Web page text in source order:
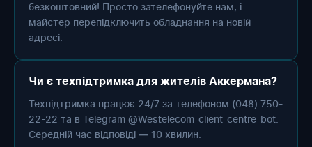
безкоштовний! Просто зателефонуйте нам, і
майстер перепідключить обладнання на новій
адресі.
Чи є техпідтримка для жителів Аккермана?
Техпідтримка працює 24/7 за телефоном (048) 750-
22-22 та в Telegram @Westelecom_client_centre_bot.
Середній час відповіді — 10 хвилин.